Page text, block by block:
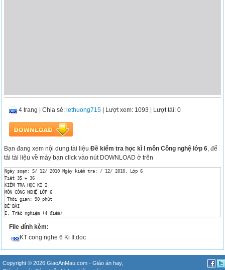
4 trang |Chia sẻ: lethuong715 | Lượt xem: 1093 | Lượt tải: 0
Bạn đang xem nội dung tài liệuĐề kiểm tra học kì I môn Công nghệ lớp 6, để
tải tài liệu về máy bạn click vào nút DOWNLOAD ở trên
Ngày soạn: 5/ 12/ 2010 Ngày kiểm tra: / 12/ 2010. Lớp 6
Tiết 35 + 36
KIỂM TRA HỌC KÌ I
MÔN CÔNG NGHỆ LỚP 6
Thời gian: 90 phút
ĐỀ BÀI
I. Trắc nghiệm (4 điểm)
a. Cần chọn vải có mầu sắc hoa văn để may áo cho người gầy mặc tạo cảm giác béo ra:
	A. Màu sáng, hoa to, kẻ sọc dọc.
	B. Mầu sẫm, hoa nhỏ, kẻ sọc ngang.
	D. Mầu sẫm, hoa to kẻ sọc.
b. Nên chọn vải may áo quần phù hợp với lứa tuổi mẫu giáo:
File đính kèm:
KT cong nghe 6 Ki II.doc
Copyright © 2026 GiaoAnMau.com - Giáo án hay,